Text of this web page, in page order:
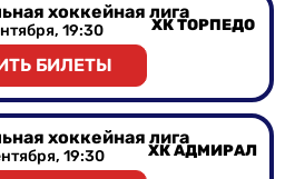
хоккейная лига
19:30 ХК ТОРПЕДО
БИЛЕТЫ
хоккейная лига
19:30 ХК АДМИРАЛ